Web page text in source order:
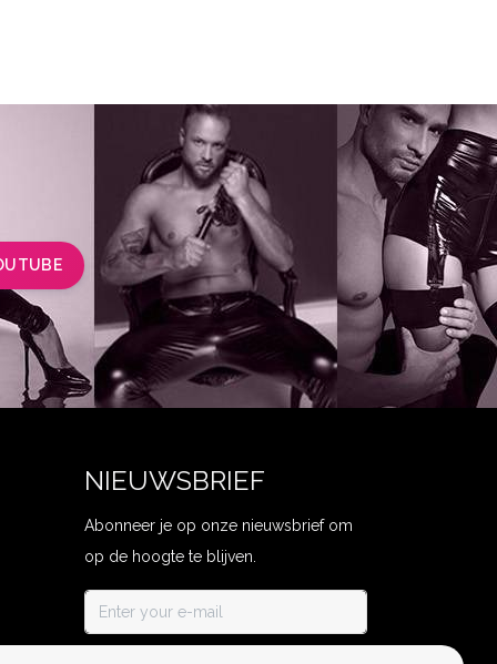
NIEUWSBRIEF
Abonneer je op onze nieuwsbrief om
op de hoogte te blijven.